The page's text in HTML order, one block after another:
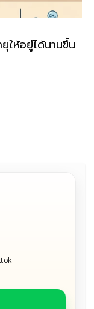
ให้อยู่ได้นานขึ้น